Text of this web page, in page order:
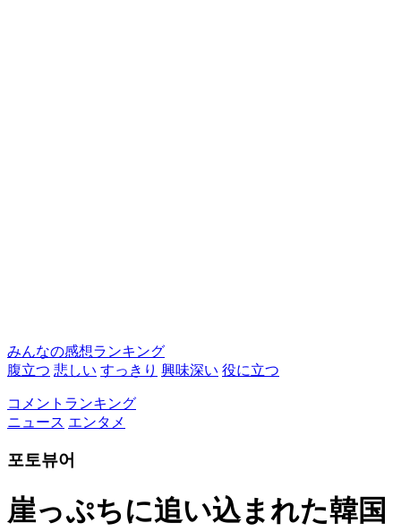
みんなの感想ランキング
腹立つ 悲しい すっきり 興味深い 役に立つ
コメントランキング
ニュース エンタメ
포토뷰어
崖っぷちに追い込まれた韓国